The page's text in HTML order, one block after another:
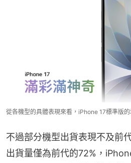
從各機型的具體表現來看，iPhone 17標準版的
不過部分機型出貨表現不及前
出貨量僅為前代的72%，